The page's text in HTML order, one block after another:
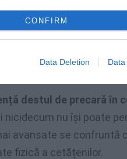
CONFIRM
Data Deletion Data
implice în măsuri care
acasă,
destul de precară în
nicidecum nu își poate
avansate se confruntă
fizică a cetățenilor.